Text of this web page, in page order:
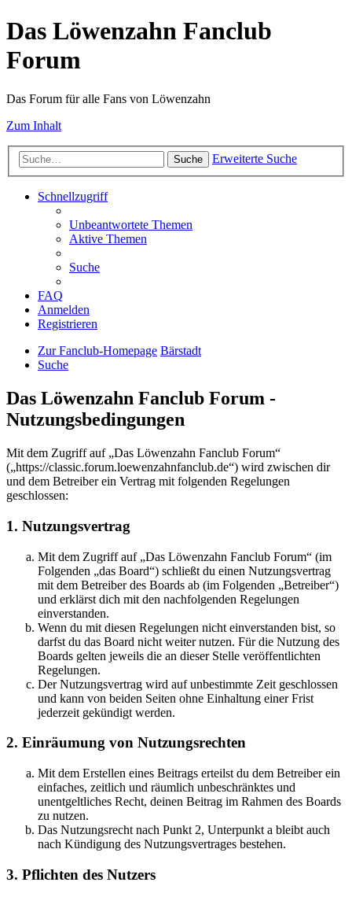
Das Löwenzahn Fanclub
Forum
Das Forum für alle Fans von Löwenzahn
Zum Inhalt
Suche Erweiterte Suche
Schnellzugriff
Unbeantwortete Themen
Aktive Themen
Suche
FAQ
Anmelden
Registrieren
Zur Fanclub-Homepage Bärstadt
Suche
Das Löwenzahn Fanclub Forum -
Nutzungsbedingungen
Mit dem Zugriff auf „Das Löwenzahn Fanclub Forum“
(„https://classic.forum.loewenzahnfanclub.de“) wird zwischen dir
und dem Betreiber ein Vertrag mit folgenden Regelungen
geschlossen:
1. Nutzungsvertrag
Mit dem Zugriff auf „Das Löwenzahn Fanclub Forum“ (im
Folgenden „das Board“) schließt du einen Nutzungsvertrag
mit dem Betreiber des Boards ab (im Folgenden „Betreiber“)
und erklärst dich mit den nachfolgenden Regelungen
einverstanden.
Wenn du mit diesen Regelungen nicht einverstanden bist, so
darfst du das Board nicht weiter nutzen. Für die Nutzung des
Boards gelten jeweils die an dieser Stelle veröffentlichten
Regelungen.
Der Nutzungsvertrag wird auf unbestimmte Zeit geschlossen
und kann von beiden Seiten ohne Einhaltung einer Frist
jederzeit gekündigt werden.
2. Einräumung von Nutzungsrechten
Mit dem Erstellen eines Beitrags erteilst du dem Betreiber ein
einfaches, zeitlich und räumlich unbeschränktes und
unentgeltliches Recht, deinen Beitrag im Rahmen des Boards
zu nutzen.
Das Nutzungsrecht nach Punkt 2, Unterpunkt a bleibt auch
nach Kündigung des Nutzungsvertrages bestehen.
3. Pflichten des Nutzers